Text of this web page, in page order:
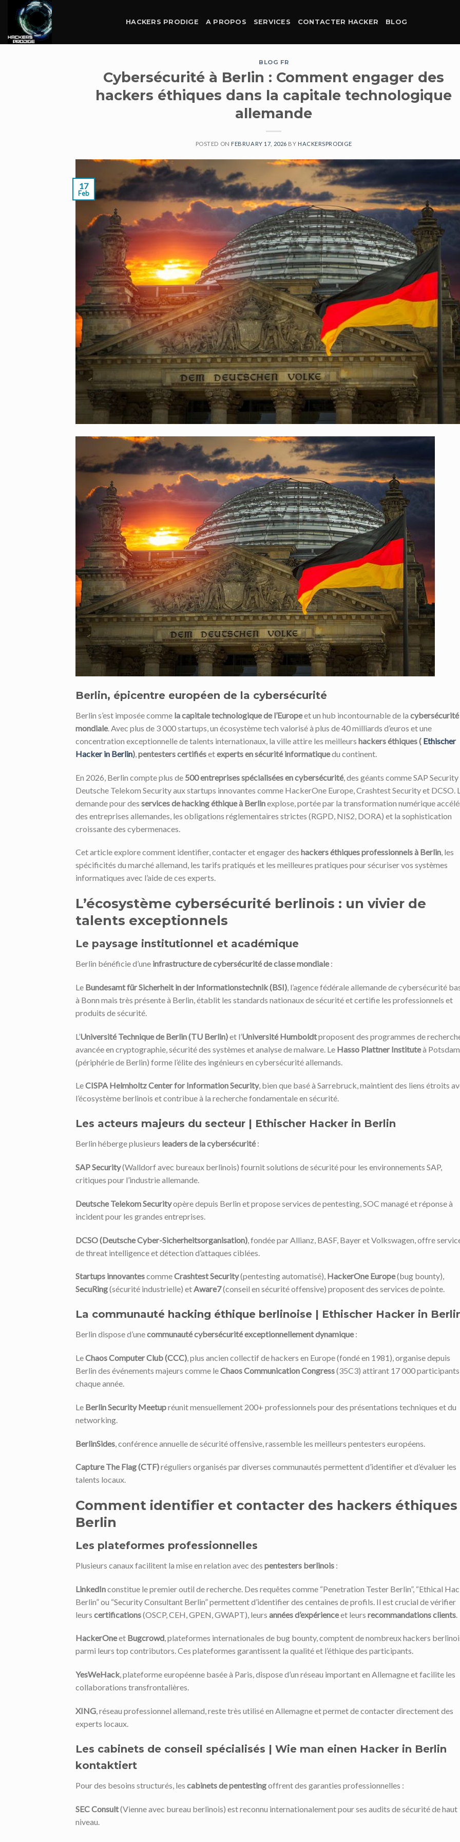
content
HACKERS PRODIGE A PROPOS SERVICES CONTACTER HACKER BLOG
BLOG FR
Cybersécurité à Berlin : Comment engager des
hackers éthiques dans la capitale technologique
allemande
POSTED ON FEBRUARY 17, 2026 BY HACKERSPRODIGE
17
Feb
Berlin, épicentre européen de la cybersécurité
Berlin s’est imposée comme la capitale technologique de l’Europeet un hub incontournable de la cybersécurité
mondiale. Avec plus de 3 000 startups, un écosystème tech valorisé à plus de 40 milliards d’euros et une
concentration exceptionnelle de talents internationaux, la ville attire les meilleurs hackers éthiques( Ethischer
Hacker in Berlin) pentesters certifiésetexperts en sécurité informatiquedu continent.
En 2026, Berlin compte plus de 500 entreprises spécialisées en cybersécurité, des géants comme SAP
Deutsche Telekom Security aux startups innovantes comme HackerOne Europe, Crashtest Security et DCSO.
demande pour des services de hacking éthique à Berlinexplose, portée par la transformation numérique
des entreprises allemandes, les obligations réglementaires strictes (RGPD, NIS2, DORA) et la sophistication
croissante des cybermenaces.
Cet article explore comment identifier, contacter et engager des hackers éthiques professionnels à Berlin, les
spécificités du marché allemand, les tarifs pratiqués et les meilleures pratiques pour sécuriser vos systèmes
informatiques avec l’aide de ces experts.
L’écosystème cybersécurité berlinois : un vivier de
talents exceptionnels
Le paysage institutionnel et académique
Berlin bénéficie d’une infrastructure de cybersécurité de classe mondiale:
Le Bundesamt für Sicherheit in der Informationstechnik (BSI) , l’agence fédérale allemande de cybersécurité
à Bonn mais très présente à Berlin, établit les standards nationaux de sécurité et certifie les professionnels et
produits de sécurité.
L’Université Technique de Berlin (TU Berlin)et l’Université Humboldtproposent des programmes de
avancée en cryptographie, sécurité des systèmes et analyse de malware. Le Hasso Plattner Instituteà Potsdam
(périphérie de Berlin) forme l’élite des ingénieurs en cybersécurité allemands.
LeCISPA Helmholtz Center for Information Security, bien que basé à Sarrebruck, maintient des liens étroits
l’écosystème berlinois et contribue à la recherche fondamentale en sécurité.
Les acteurs majeurs du secteur | Ethischer Hacker in Berlin
Berlin héberge plusieurs leaders de la cybersécurité:
SAP Security(Walldorf avec bureaux berlinois) fournit solutions de sécurité pour les environnements SAP,
critiques pour l’industrie allemande.
Deutsche Telekom Securityopère depuis Berlin et propose services de pentesting, SOC managé et réponse à
incident pour les grandes entreprises.
DCSO (Deutsche Cyber-Sicherheitsorganisation) , fondée par Allianz, BASF, Bayer et Volkswagen, offre
de threat intelligence et détection d’attaques ciblées.
Startups innovantescommeCrashtest Security(pentesting automatisé), HackerOne Europe(bug bounty),
SecuRing(sécurité industrielle) etAware7(conseil en sécurité offensive) proposent des services de pointe.
La communauté hacking éthique berlinoise | Ethischer Hacker in
Berlin dispose d’unecommunauté cybersécurité exceptionnellement dynamique:
LeChaos Computer Club (CCC), plus ancien collectif de hackers en Europe (fondé en 1981), organise depuis
Berlin des événements majeurs comme leChaos Communication Congress(35C3) attirant 17 000 participants
chaque année.
Le Berlin Security Meetupréunit mensuellement 200+ professionnels pour des présentations techniques et du
networking.
BerlinSides , conférence annuelle de sécurité offensive, rassemble les meilleurs pentesters européens.
Capture The Flag (CTF)réguliers organisés par diverses communautés permettent d’identifier et d’évaluer les
talents locaux.
Comment identifier et contacter des hackers éthiques
Berlin
Les plateformes professionnelles
Plusieurs canaux facilitent la mise en relation avec des pentesters berlinois :
LinkedInconstitue le premier outil de recherche. Des requêtes comme “Penetration Tester Berlin”, “Ethical
Berlin” ou “Security Consultant Berlin” permettent d’identifier des centaines de profils. Il est crucial de vérifier
leurs certifications(OSCP, CEH, GPEN, GWAPT), leurs années d’expérienceet leurs recommandations clients
HackerOneet Bugcrowd, plateformes internationales de bug bounty, comptent de nombreux hackers
parmi leurs top contributors. Ces plateformes garantissent la qualité et l’éthique des participants.
YesWeHack, plateforme européenne basée à Paris, dispose d’un réseau important en Allemagne et facilite les
collaborations transfrontalières.
XING, réseau professionnel allemand, reste très utilisé en Allemagne et permet de contacter directement des
experts locaux.
Les cabinets de conseil spécialisés | Wie man einen Hacker in Berlin
kontaktiert
Pour des besoins structurés, les cabinets de pentestingoffrent des garanties professionnelles :
SEC Consult(Vienne avec bureau berlinois) est reconnu internationalement pour ses audits de sécurité de haut
niveau.